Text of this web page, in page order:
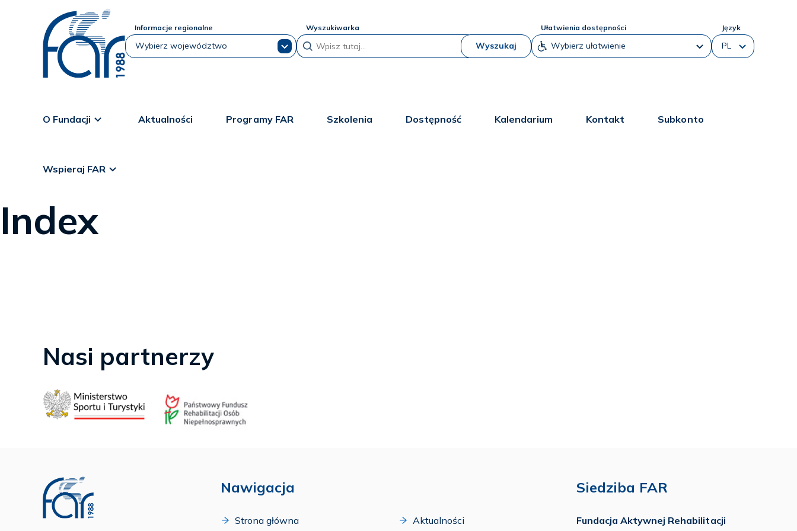
Informacje regionalne Wyszukiwarka
Wyszukaj
Ułatwienia dostępności Język
O Fundacji Aktualności Programy FAR Szkolenia Dostępność Kalendarium Kontakt Subkonto
Wspieraj FAR
Index
Nasi partnerzy
Nawigacja
Strona główna Aktualności
Siedziba FAR
Fundacja Aktywnej Rehabilitacji